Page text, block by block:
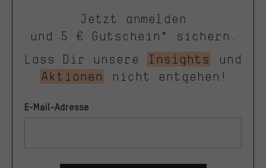
Jetzt anmelden
und 5 € Gutschein* sichern.
Lass Dir unsere
Insights
und
Aktionen
nicht entgehen!
E-Mail-Adresse